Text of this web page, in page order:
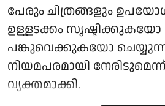
പേരും ചിത്രങ്ങളും
ഉള്ളടക്കം സൃഷ്ടിക്കുകയോ
പങ്കുവെക്കുകയോ
നിയമപരമായി
വ്യക്തമാക്കി.